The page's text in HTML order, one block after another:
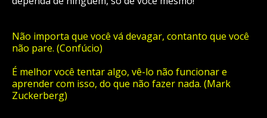
Não importa que você vá devagar, contanto que você
não pare. (Confúcio)
É melhor você tentar algo, vê-lo não funcionar e
aprender com isso, do que não fazer nada. (Mark
Zuckerberg)